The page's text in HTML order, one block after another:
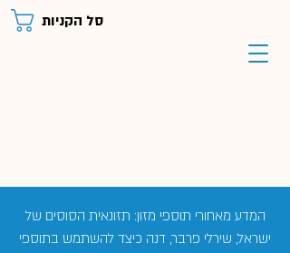
סל הקניות
המדע מאחורי תוספי מזון: תזונאית הסוסים של
ישראל, שירלי פרבר, דנה כיצד להשתמש בתוספי